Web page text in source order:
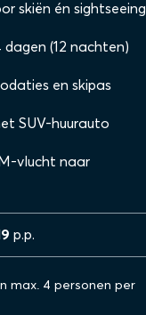
skiën én sightseeing
dagen (12 nachten)
en skipas
SUV-huurauto
vlucht naar
p.p.
max. 4 personen per